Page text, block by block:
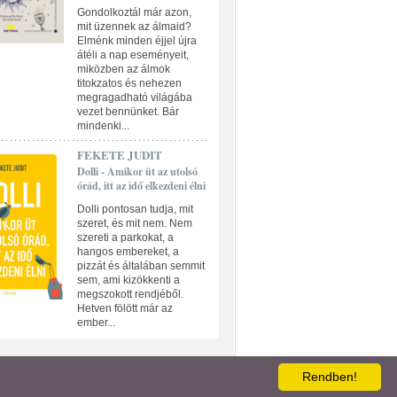
Gondolkoztál már azon,
mit üzennek az álmaid?
Elménk minden éjjel újra
átéli a nap eseményeit,
miközben az álmok
titokzatos és nehezen
megragadható világába
vezet bennünket. Bár
mindenki...
FEKETE JUDIT
Dolli - Amikor üt az utolsó
órád, itt az idő elkezdeni élni
Dolli pontosan tudja, mit
szeret, és mit nem. Nem
szereti a parkokat, a
hangos embereket, a
pizzát és általában semmit
sem, ami kizökkenti a
megszokott rendjéből.
Hetven fölött már az
ember...
Rendben!